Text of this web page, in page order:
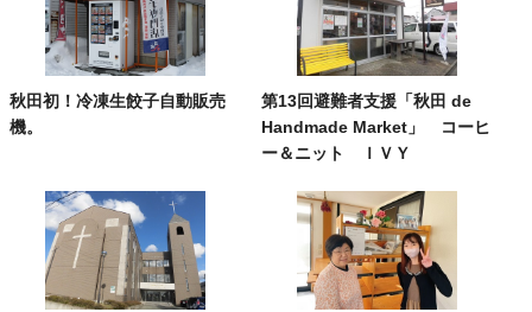
秋田初！冷凍生餃子自動販売
機。
第13回避難者支援「秋田 de
Handmade Market」 コーヒ
ー＆ニット ＩＶＹ